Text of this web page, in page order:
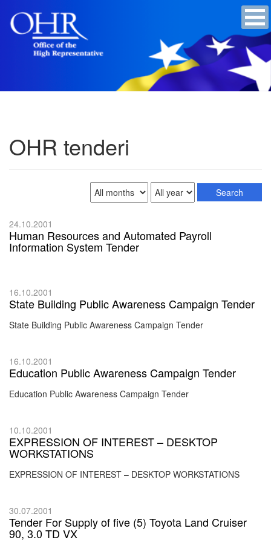
OHR tenderi
24.10.2001
Human Resources and Automated Payroll
Information System Tender
16.10.2001
State Building Public Awareness Campaign Tender
State Building Public Awareness Campaign Tender
16.10.2001
Education Public Awareness Campaign Tender
Education Public Awareness Campaign Tender
10.10.2001
EXPRESSION OF INTEREST – DESKTOP
WORKSTATIONS
EXPRESSION OF INTEREST – DESKTOP WORKSTATIONS
30.07.2001
Tender For Supply of five (5) Toyota Land Cruiser
90, 3.0 TD VX